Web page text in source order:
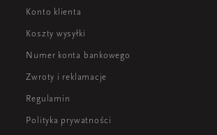
Konto klienta
Koszty wysyłki
Numer konta bankowego
Zwroty i reklamacje
Regulamin
Polityka prywatności